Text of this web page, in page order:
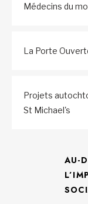
Médecins du
La Porte
Projets
St Michael's
AU-